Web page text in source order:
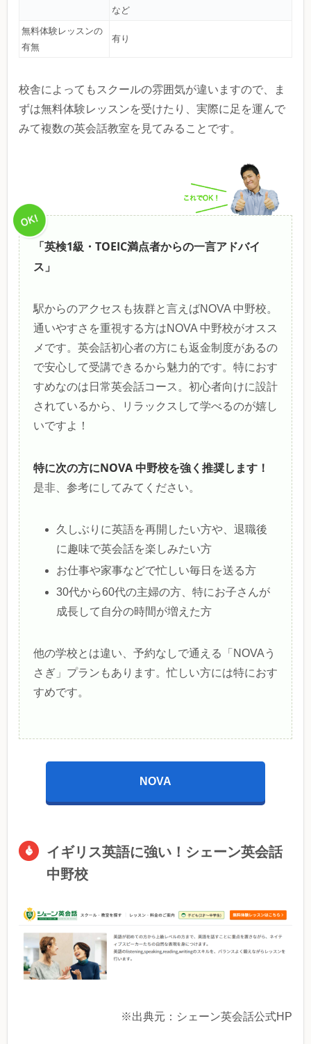
など
無料体験レッスンの
有無
有り
校舎によってもスクールの雰囲気が違いますので、ま
ずは無料体験レッスンを受けたり、実際に足を運んで
みて複数の英会話教室を見てみることです。
「英検1級・TOEIC満点者からの一言アドバイ
ス」
駅からのアクセスも抜群と言えばNOVA 中野校。
通いやすさを重視する方はNOVA 中野校がオスス
メです。英会話初心者の方にも返金制度があるの
で安心して受講できるから魅力的です。特におす
すめなのは日常英会話コース。初心者向けに設計
されているから、リラックスして学べるのが嬉し
いですよ！
特に次の方にNOVA 中野校を強く推奨します！
是非、参考にしてみてください。
久しぶりに英語を再開したい方や、退職後
に趣味で英会話を楽しみたい方
お仕事や家事などで忙しい毎日を送る方
30代から60代の主婦の方、特にお子さんが
成長して自分の時間が増えた方
他の学校とは違い、予約なしで通える「NOVAう
さぎ」プランもあります。忙しい方には特におす
すめです。
NOVA
イギリス英語に強い！シェーン英会話
中野校
※出典元：シェーン英会話公式HP